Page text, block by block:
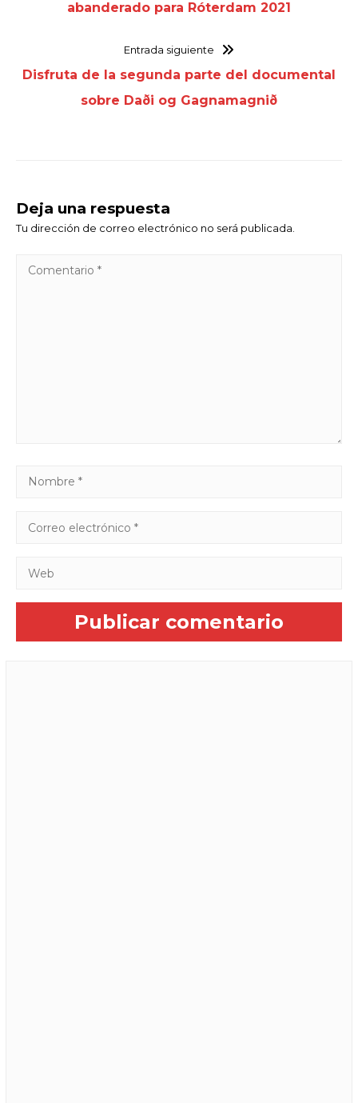
abanderado para Róterdam 2021
Entrada siguiente
Disfruta de la segunda parte del documental
sobre Daði og Gagnamagnið
Deja una respuesta
Tu dirección de correo electrónico no será publicada.